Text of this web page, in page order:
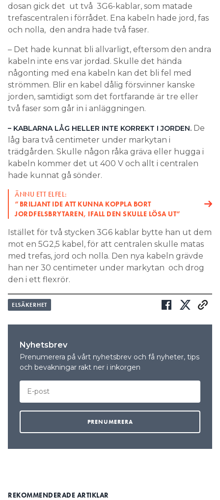
dosan gick det ut två 3G6-kablar, som matade
trefascentralen i förrådet. Ena kabeln hade jord, fas
och nolla, den andra hade två faser.
– Det hade kunnat bli allvarligt, eftersom den andra
kabeln inte ens var jordad. Skulle det hända
någonting med ena kabeln kan det bli fel med
strömmen. Blir en kabel dålig försvinner kanske
jorden, samtidigt som det fortfarande är tre eller
två faser som går in i anläggningen.
– KABLARNA LÅG HELLER INTE KORREKT I JORDEN. De
låg bara två centimeter under markytan i
trädgården. Skulle någon råka gräva eller hugga i
kabeln kommer det ut 400 V och allt i centralen
hade kunnat gå sönder.
ÄNNU ETT ELFEL:
”BRILJANT IDE ATT KUNNA KOPPLA BORT
JORDFELSBRYTAREN, IFALL DEN SKULLE LÖSA UT”
Istället för två stycken 3G6 kablar bytte han ut dem
mot en 5G2,5 kabel, för att centralen skulle matas
med trefas, jord och nolla. Den nya kabeln grävde
han ner 30 centimeter under markytan och drog
den i ett flexrör.
ELSÄKERHET
Nyhetsbrev
Prenumerera på vårt nyhetsbrev och få nyheter, tips
och bevakningar rakt ner i inkorgen
REKOMMENDERADE ARTIKLAR